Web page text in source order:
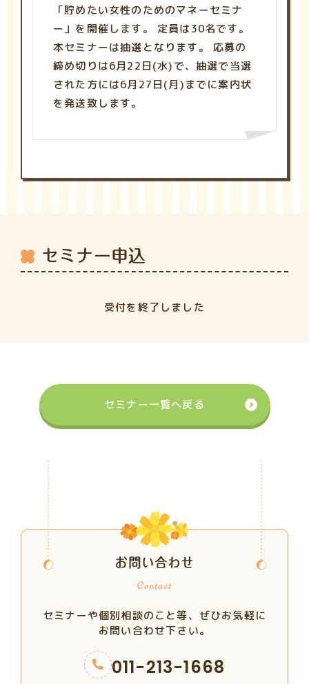
「貯めたい女性のためのマネーセミナ
ー」を開催します。 定員は30名です。
本セミナーは抽選となります。 応募の
締め切りは6月22日(水)で、抽選で当選
された方には6月27日(月)までに案内状
を発送致します。
セミナー申込
受付を終了しました
セミナー一覧へ戻る
お問い合わせ
セミナーや個別相談のこと等、ぜひお気軽に
お問い合わせ下さい。
011-213-1668